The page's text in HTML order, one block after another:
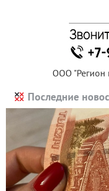
ООО "Регион
Последние